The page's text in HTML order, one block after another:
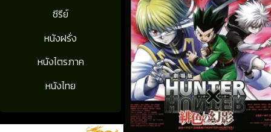
ซีรีย์
หนังฝรั่ง
หนังไตรภาค
หนังไทย